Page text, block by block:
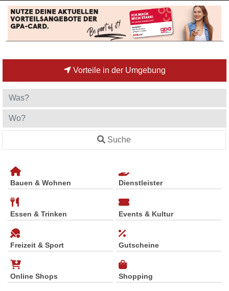
Vorteile in der Umgebung
Suche
Bauen & Wohnen Dienstleister
Essen & Trinken Events & Kultur
Freizeit & Sport Gutscheine
Online Shops Shopping